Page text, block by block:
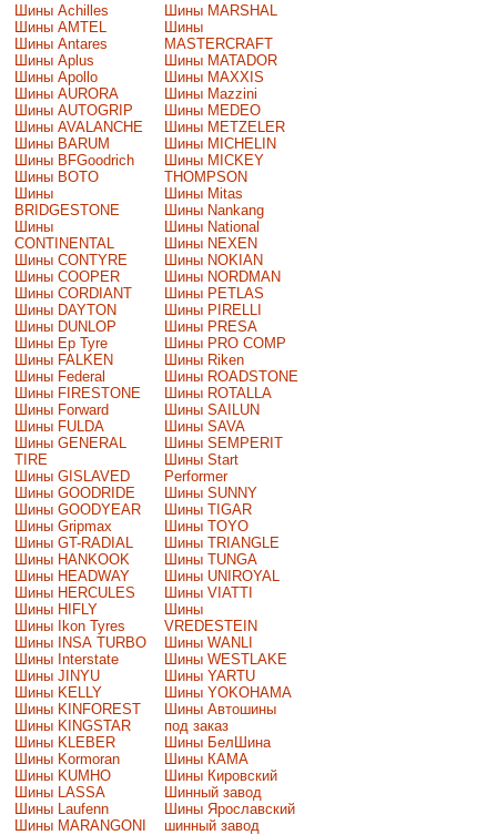
Шины Achilles
Шины AMTEL
Шины Antares
Шины Aplus
Шины Apollo
Шины AURORA
Шины AUTOGRIP
Шины AVALANCHE
Шины BARUM
Шины BFGoodrich
Шины BOTO
Шины
BRIDGESTONE
Шины
CONTINENTAL
Шины CONTYRE
Шины COOPER
Шины CORDIANT
Шины DAYTON
Шины DUNLOP
Шины Ep Tyre
Шины FALKEN
Шины Federal
Шины FIRESTONE
Шины Forward
Шины FULDA
Шины GENERAL
TIRE
Шины GISLAVED
Шины GOODRIDE
Шины GOODYEAR
Шины Gripmax
Шины GT-RADIAL
Шины HANKOOK
Шины HEADWAY
Шины HERCULES
Шины HIFLY
Шины Ikon Tyres
Шины INSA TURBO
Шины Interstate
Шины JINYU
Шины KELLY
Шины KINFOREST
Шины KINGSTAR
Шины KLEBER
Шины Kormoran
Шины KUMHO
Шины LASSA
Шины Laufenn
Шины MARANGONI
Шины MARSHAL
Шины
MASTERCRAFT
Шины MATADOR
Шины MAXXIS
Шины Mazzini
Шины MEDEO
Шины METZELER
Шины MICHELIN
Шины MICKEY
THOMPSON
Шины Mitas
Шины Nankang
Шины National
Шины NEXEN
Шины NOKIAN
Шины NORDMAN
Шины PETLAS
Шины PIRELLI
Шины PRESA
Шины PRO COMP
Шины Riken
Шины ROADSTONE
Шины ROTALLA
Шины SAILUN
Шины SAVA
Шины SEMPERIT
Шины Start
Performer
Шины SUNNY
Шины TIGAR
Шины TOYO
Шины TRIANGLE
Шины TUNGA
Шины UNIROYAL
Шины VIATTI
Шины
VREDESTEIN
Шины WANLI
Шины WESTLAKE
Шины YARTU
Шины YOKOHAMA
Шины Автошины
под заказ
Шины БелШина
Шины КАМА
Шины Кировский
Шинный завод
Шины Ярославский
шинный завод